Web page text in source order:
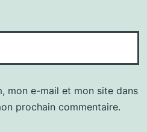
mon e-mail et mon site dans
prochain commentaire.